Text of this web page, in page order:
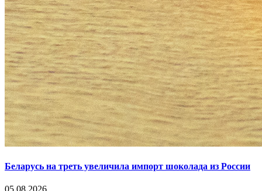
Беларусь на треть увеличила импорт шоколада из России
05.08.2026